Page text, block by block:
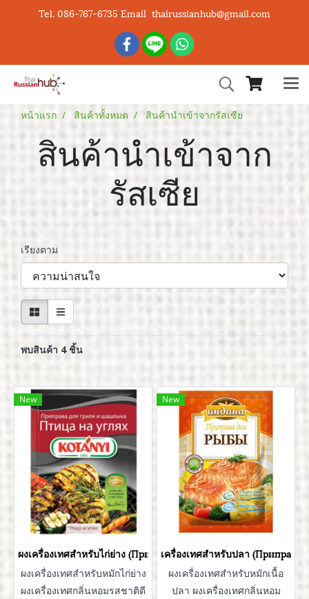
Tel. 086-767-6735 Email thairussianhub@gmail.com
หน้าแรก สินค้าทั้งหมด สินค้านำเข้าจากรัสเซีย
สินค้านำเข้าจาก
รัสเซีย
เรียงตาม
พบสินค้า 4 ชิ้น
New
ผงเครื่องเทศสำหรับไก่ย่าง (Приправа Птица на углях)
ผงเครื่องเทศสำหรับหมักไก่ย่าง
ผงเครื่องเทศกลิ่นหอมรสชาติดี
New
เครื่องเทศสำหรับปลา (Приправы
ผงเครื่องเทศสำหรับหมักเนื้อ
ปลา ผงเครื่องเทศกลิ่นหอม